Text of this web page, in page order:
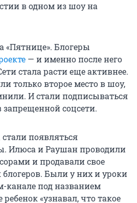
в одном из шоу на
«Пятнице». Блогеры
— и именно после него
стала расти еще активнее.
только второе место в шоу,
И стали подписываться
соцсети.
появляться
Илюса и Раушан проводили
и продавали свое
блогеров. Были у них и уроки
канале под названием
«узнавал, что такое